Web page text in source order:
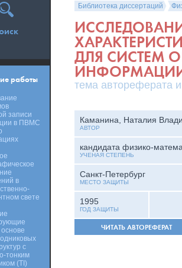
Библиотека диссертаций
ДЛЯ СИСТЕМ
тема автореферата
Каманина, Наталия
АВТОР
кандидата физико-
УЧЕНАЯ СТЕПЕНЬ
Санкт-Петербург
МЕСТО ЗАЩИТЫ
1995
ГОД ЗАЩИТЫ
ЧИТАТЬ АВТОРЕФЕРАТ
работы
записи
в ПВМС
в
свете
с
тонким
(TI)